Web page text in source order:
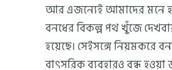
আর এজন্যেই আমাদের মনে
বনধের বিকল্প পথ খুঁজে
হয়েছে। সেইসঙ্গে নিয়মকরে
বাৎসরিক ব্যবহারও বন্ধ হওয়া